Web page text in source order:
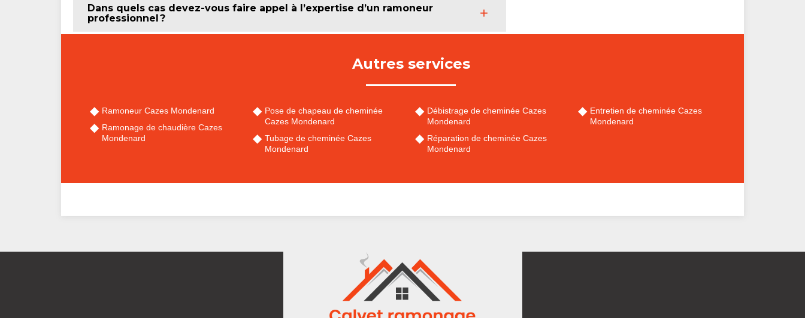
Dans quels cas devez-vous faire appel à l’expertise d’un ramoneur
professionnel ?
Autres services
Ramoneur Cazes Mondenard
Ramonage de chaudière Cazes
Mondenard
Pose de chapeau de cheminée
Cazes Mondenard
Tubage de cheminée Cazes
Mondenard
Débistrage de cheminée Cazes
Mondenard
Réparation de cheminée Cazes
Mondenard
Entretien de cheminée Cazes
Mondenard